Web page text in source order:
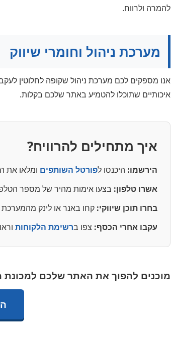
להמרה ולרווח.
מערכת ניהול וחומרי שיווק
אנו מספקים לכם מערכת ניהול שקופה לחלוטין
איכותיים שתוכלו להטמיע באתר שלכם בקלות.
איך מתחילים להרוויח?
הירשמו: היכנסו לפורטל השותפים ומלאו את
אשרו טלפון: בצעו אימות מהיר של מספר
בחרו תוכן שיווקי: קחו באנר או לינק
עקבו אחרי הכסף: צפו ברשימת הלקוחות
מוכנים להפוך את האתר שלכם למכונת